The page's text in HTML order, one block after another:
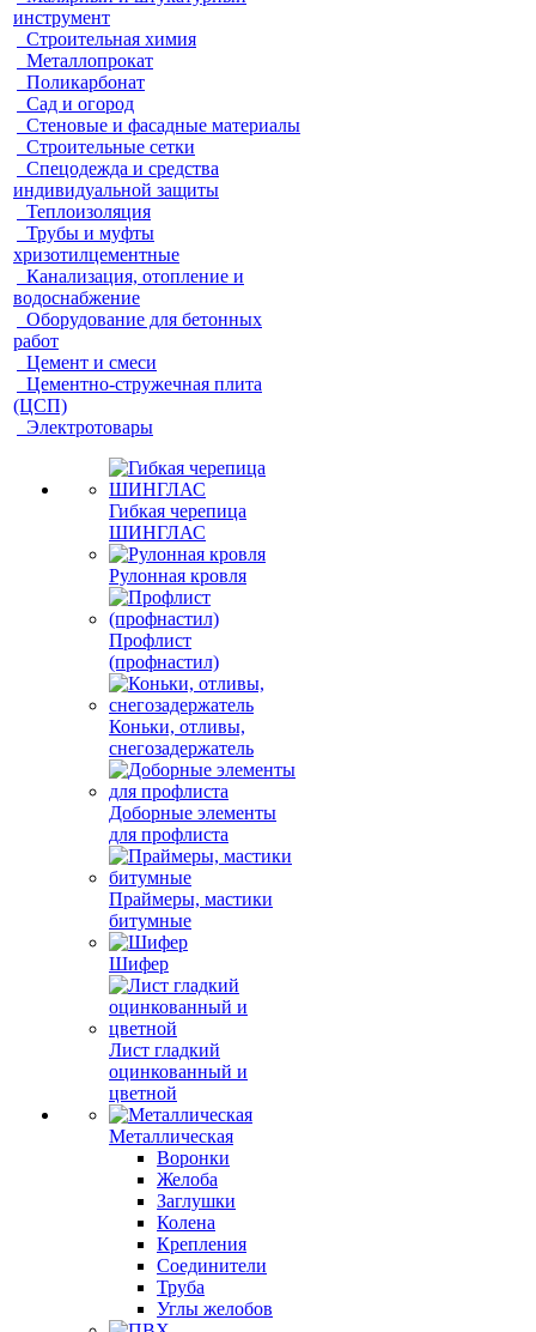
инструмент
Строительная химия
Металлопрокат
Поликарбонат
Сад и огород
Стеновые и фасадные материалы
Строительные сетки
Спецодежда и средства
индивидуальной защиты
Теплоизоляция
Трубы и муфты
хризотилцементные
Канализация, отопление и
водоснабжение
Оборудование для бетонных
работ
Цемент и смеси
Цементно-стружечная плита
(ЦСП)
Электротовары
Гибкая черепица
ШИНГЛАС
Рулонная кровля
Профлист
(профнастил)
Коньки, отливы,
снегозадержатель
Доборные элементы
для профлиста
Праймеры, мастики
битумные
Шифер
Лист гладкий
оцинкованный и
цветной
Металлическая
Воронки
Желоба
Заглушки
Колена
Крепления
Соединители
Труба
Углы желобов